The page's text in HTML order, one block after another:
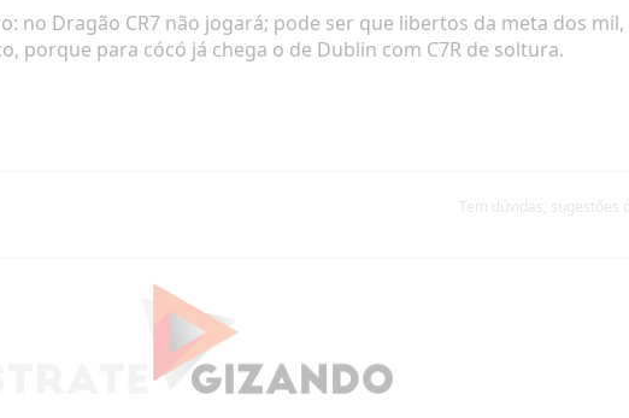
no Dragão CR7 não jogará; pode ser que libertos da meta dos
porque para cócó já chega o de Dublin com C7R de soltura.
Tem dúvidas, sugestões